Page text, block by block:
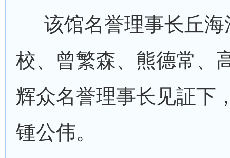
该馆名誉理事长丘
校、曾繁森、熊德常、
辉众名誉理事长见証下
锺公伟。